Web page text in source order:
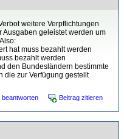
weitere Verpflichtungen
Ausgaben geleistet werden um
hat muss bezahlt werden
bezahlt werden
den Bundesländern bestimmte
die zur Verfügung gestellt
beantworten Beitrag zitieren